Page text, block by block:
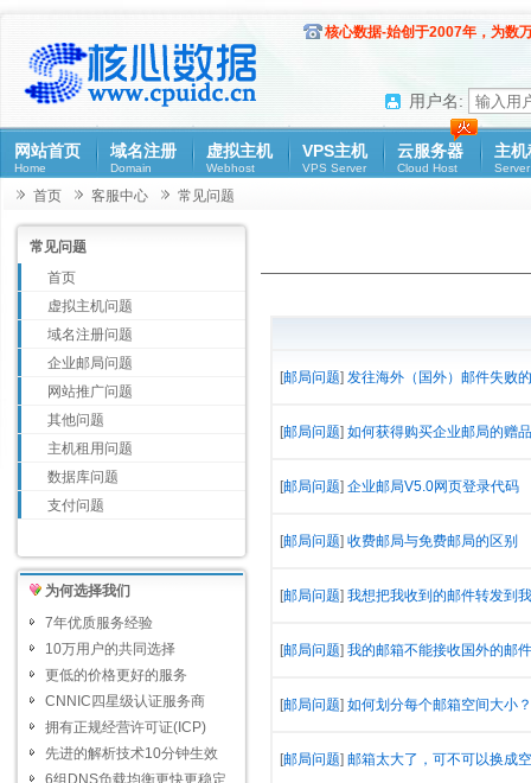
核心数据-始创于2007年，为数
用户名:
网站首页
Home
域名注册
Domain
虚拟主机
Webhost
VPS主机
VPS Server
云服务器
Cloud Host
主
Server
首页 客服中心 常见问题
常见问题
首页
虚拟主机问题
域名注册问题
企业邮局问题
网站推广问题
其他问题
主机租用问题
数据库问题
支付问题
为何选择我们
7年优质服务经验
10万用户的共同选择
更低的价格更好的服务
CNNIC四星级认证服务商
拥有正规经营许可证(ICP)
先进的解析技术10分钟生效
6组DNS负载均衡更快更稳定
[邮局问题] 发往海外（国外）邮件失败
[邮局问题] 如何获得购买企业邮局的赠
[邮局问题] 企业邮局V5.0网页登录代码
[邮局问题] 收费邮局与免费邮局的区别
[邮局问题] 我想把我收到的邮件转发到
[邮局问题] 我的邮箱不能接收国外的邮
[邮局问题] 如何划分每个邮箱空间大小？
[邮局问题] 邮箱太大了，可不可以换成